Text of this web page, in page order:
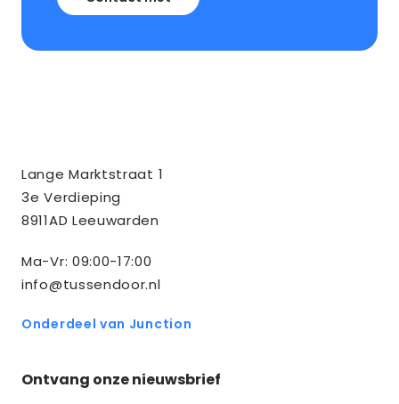
informatie
Lange Marktstraat 1
3e Verdieping
8911AD Leeuwarden
Ma-Vr: 09:00-17:00
info@tussendoor.nl
Onderdeel van Junction
Ontvang onze nieuwsbrief